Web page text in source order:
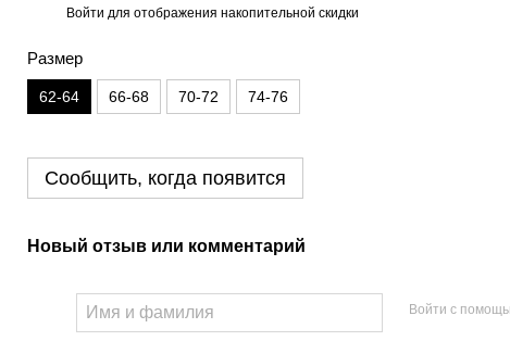
Войти для отображения накопительной скидки
Размер
62-64 66-68 70-72 74-76
Сообщить, когда появится
Новый отзыв или комментарий
Войти с